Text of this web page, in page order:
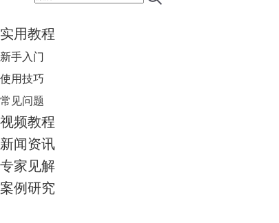
实用教程
新手入门
使用技巧
常见问题
视频教程
新闻资讯
专家见解
案例研究